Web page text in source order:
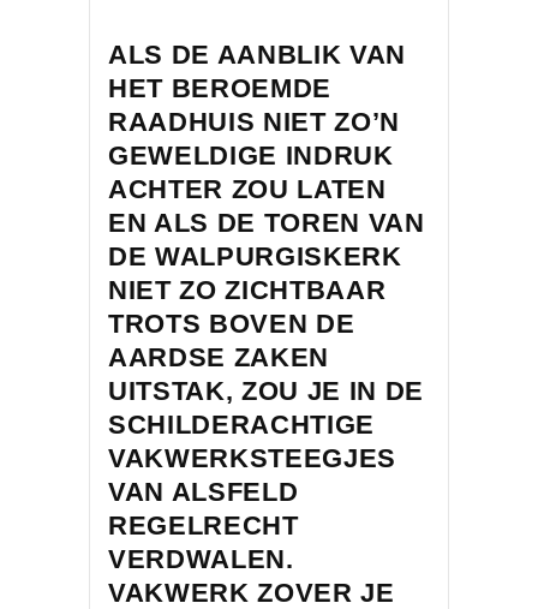
ALS DE AANBLIK VAN
HET BEROEMDE
RAADHUIS NIET ZO’N
GEWELDIGE INDRUK
ACHTER ZOU LATEN
EN ALS DE TOREN VAN
DE WALPURGISKERK
NIET ZO ZICHTBAAR
TROTS BOVEN DE
AARDSE ZAKEN
UITSTAK, ZOU JE IN DE
SCHILDERACHTIGE
VAKWERKSTEEGJES
VAN ALSFELD
REGELRECHT
VERDWALEN.
VAKWERK ZOVER JE